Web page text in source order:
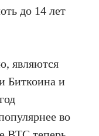
до 14 лет
являются
Биткоина и
во